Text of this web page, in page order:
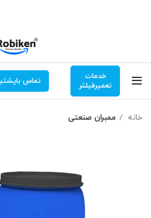
خدمات
تعمیرفیلتر
تماس
خانه ممبران صنعتی